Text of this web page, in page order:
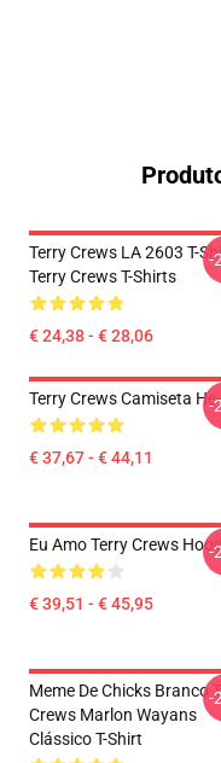
Terry Crews LA 2603 T-
Terry Crews T-Shirts
€ 24,38 - € 28,06
-
Terry Crews Camiseta
€ 37,67 - € 44,11
-
Eu Amo Terry Crews
€ 39,51 - € 45,95
-
Meme De Chicks Branco
Crews Marlon Wayans
Clássico T-Shirt
-